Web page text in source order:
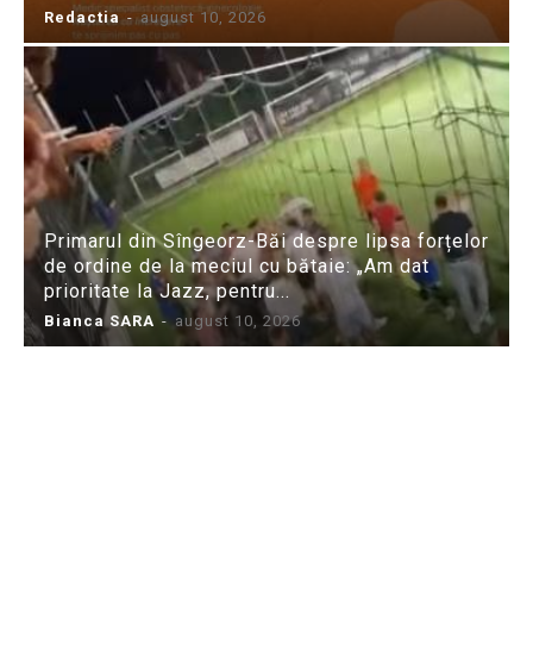
Redactia - august 10, 2026
Primarul din Sîngeorz-Băi despre lipsa forțelor
de ordine de la meciul cu bătaie: „Am dat
prioritate la Jazz, pentru...
Bianca SARA - august 10, 2026